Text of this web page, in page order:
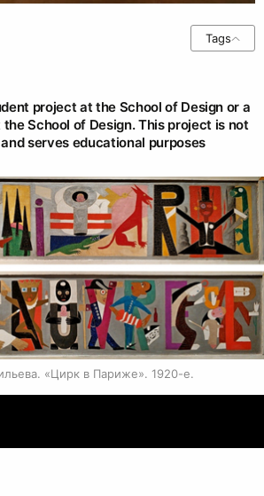
Tags
project at the School of Design or a
School of Design. This project is not
serves educational purposes
«Цирк в Париже». 1920-е.